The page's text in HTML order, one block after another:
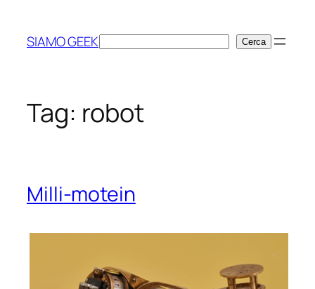
contenuto
SIAMO GEEKCerca Cerca
Tag: robot
Milli-motein